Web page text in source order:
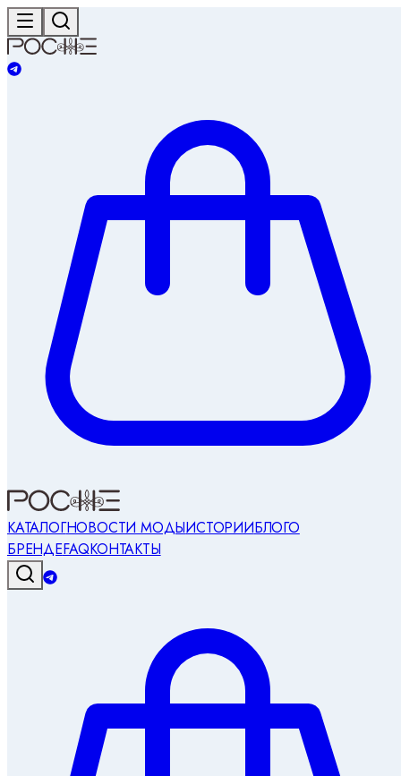
КАТАЛОГНОВОСТИ МОДЫИСТОРИИБЛОГО
БРЕНДЕFAQКОНТАКТЫ